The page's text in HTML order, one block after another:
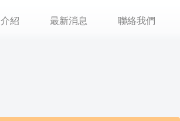
紹 最新消息 聯絡我們